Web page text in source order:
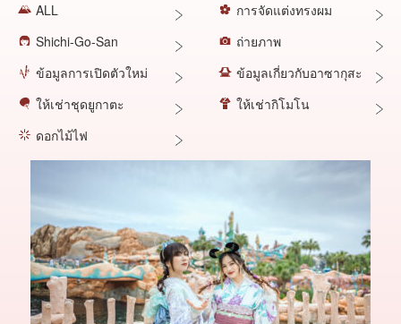
ALL
การจัดแต่งทรงผม
Shichi-Go-San
ถ่ายภาพ
ข้อมูลการเปิดตัวใหม่
ข้อมูลเกี่ยวกับอาซากุสะ
ให้เช่าชุดยูกาตะ
ให้เช่ากิโมโน
ดอกไม้ไฟ